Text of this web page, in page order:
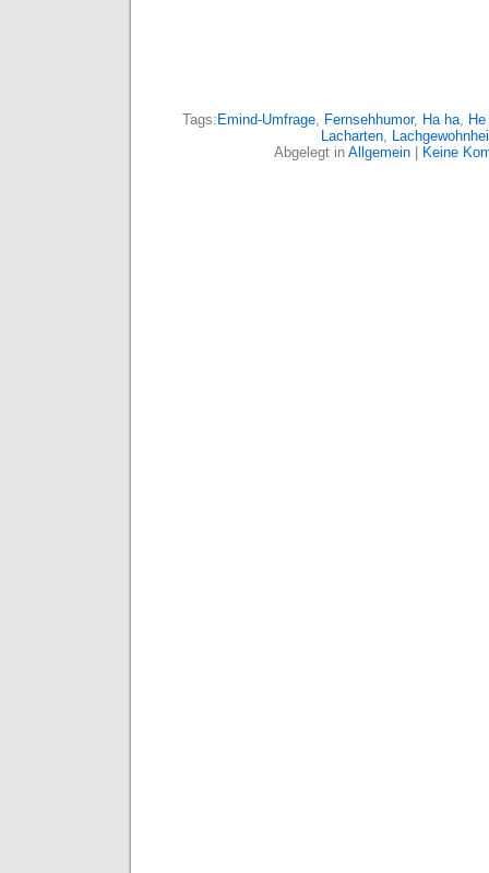
Tags: Emind-Umfrage, Fernsehhumor, Ha ha,
Lacharten,
Abgelegt in Allgemein Keine